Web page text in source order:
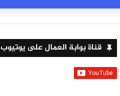
قناة بوابة العمال على يوتيوب